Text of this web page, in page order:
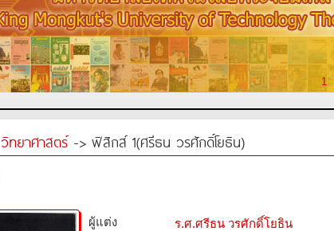
1
วิทยาศาสตร์-> ฟิสิกส์ 1(ศรีธน วรศักดิ์โยธิน)
ผู้แต่ง
ร.ศ.ศรีธน วรศักดิ์โยธิน